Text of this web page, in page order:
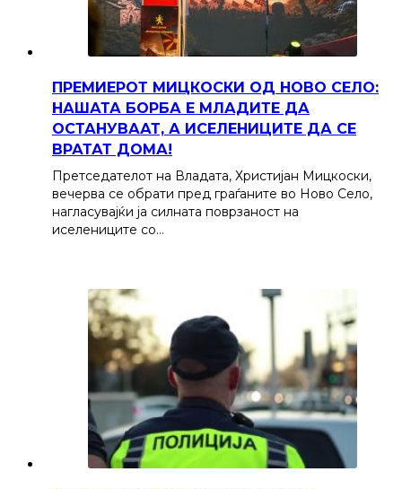
ПРЕМИЕРОТ МИЦКОСКИ ОД НОВО СЕЛО:
НАШАТА БОРБА Е МЛАДИТЕ ДА
ОСТАНУВААТ, А ИСЕЛЕНИЦИТЕ ДА СЕ
ВРАТАТ ДОМА!
Претседателот на Владата, Христијан Мицкоски,
вечерва се обрати пред граѓаните во Ново Село,
нагласувајќи ја силната поврзаност на
иселениците со…